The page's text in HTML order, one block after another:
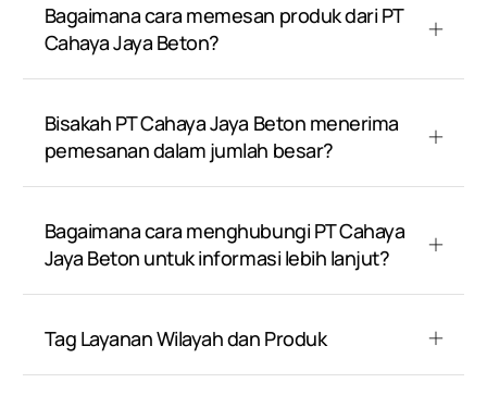
Bagaimana cara memesan produk dari PT
Cahaya Jaya Beton?
Bisakah PT Cahaya Jaya Beton menerima
pemesanan dalam jumlah besar?
Bagaimana cara menghubungi PT Cahaya
Jaya Beton untuk informasi lebih lanjut?
Tag Layanan Wilayah dan Produk